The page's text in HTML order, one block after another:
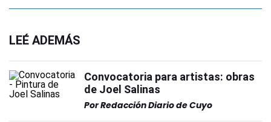
LEÉ ADEMÁS
Convocatoria para artistas: obras
de Joel Salinas
PorRedacción Diario de Cuyo